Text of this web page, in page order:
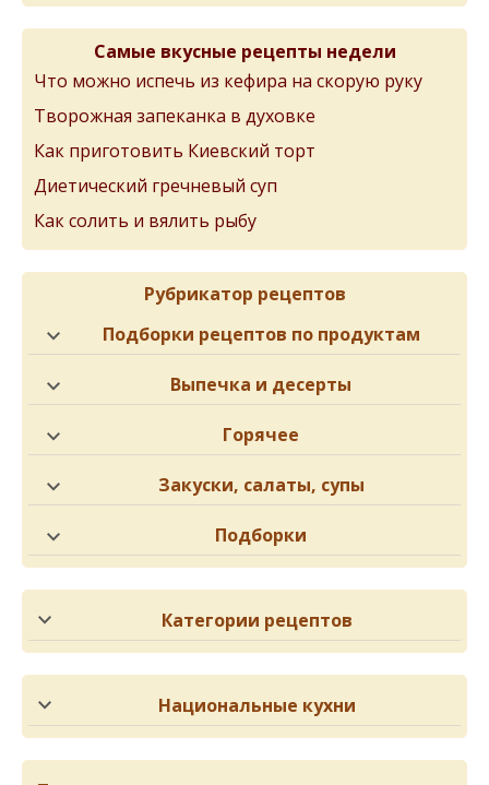
Самые вкусные рецепты недели
Что можно испечь из кефира на скорую руку
Творожная запеканка в духовке
Как приготовить Киевский торт
Диетический гречневый суп
Как солить и вялить рыбу
Рубрикатор рецептов
Подборки рецептов по продуктам
Выпечка и десерты
Горячее
Закуски, салаты, супы
Подборки
Категории рецептов
Национальные кухни